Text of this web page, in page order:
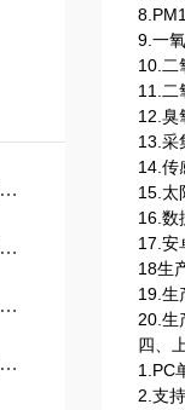
9.一
10.二
11.二
12.臭
13.采
14.传
15.太
16.数
17.安
18生
19.生
20.生
四、
1.PC
2.支